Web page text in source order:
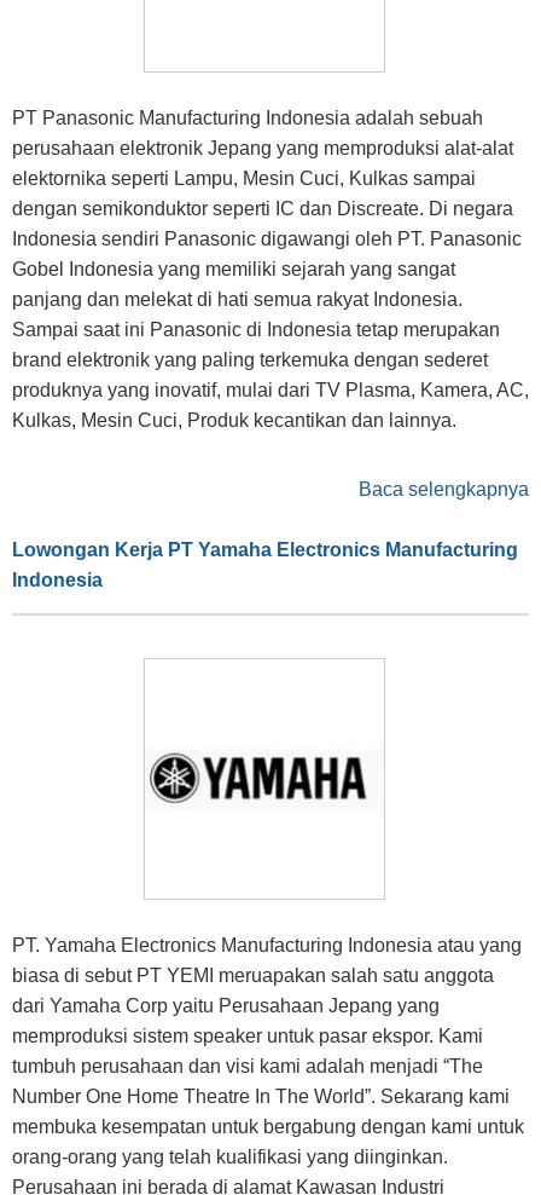
PT Panasonic Manufacturing Indonesia adalah sebuah
perusahaan elektronik Jepang yang memproduksi alat-alat
elektornika seperti Lampu, Mesin Cuci, Kulkas sampai
dengan semikonduktor seperti IC dan Discreate. Di negara
Indonesia sendiri Panasonic digawangi oleh PT. Panasonic
Gobel Indonesia yang memiliki sejarah yang sangat
panjang dan melekat di hati semua rakyat Indonesia.
Sampai saat ini Panasonic di Indonesia tetap merupakan
brand elektronik yang paling terkemuka dengan sederet
produknya yang inovatif, mulai dari TV Plasma, Kamera, AC,
Kulkas, Mesin Cuci, Produk kecantikan dan lainnya.
Baca selengkapnya
Lowongan Kerja PT Yamaha Electronics Manufacturing
Indonesia
PT. Yamaha Electronics Manufacturing Indonesia atau yang
biasa di sebut PT YEMI meruapakan salah satu anggota
dari Yamaha Corp yaitu Perusahaan Jepang yang
memproduksi sistem speaker untuk pasar ekspor. Kami
tumbuh perusahaan dan visi kami adalah menjadi “The
Number One Home Theatre In The World”. Sekarang kami
membuka kesempatan untuk bergabung dengan kami untuk
orang-orang yang telah kualifikasi yang diinginkan.
Perusahaan ini berada di alamat Kawasan Industri